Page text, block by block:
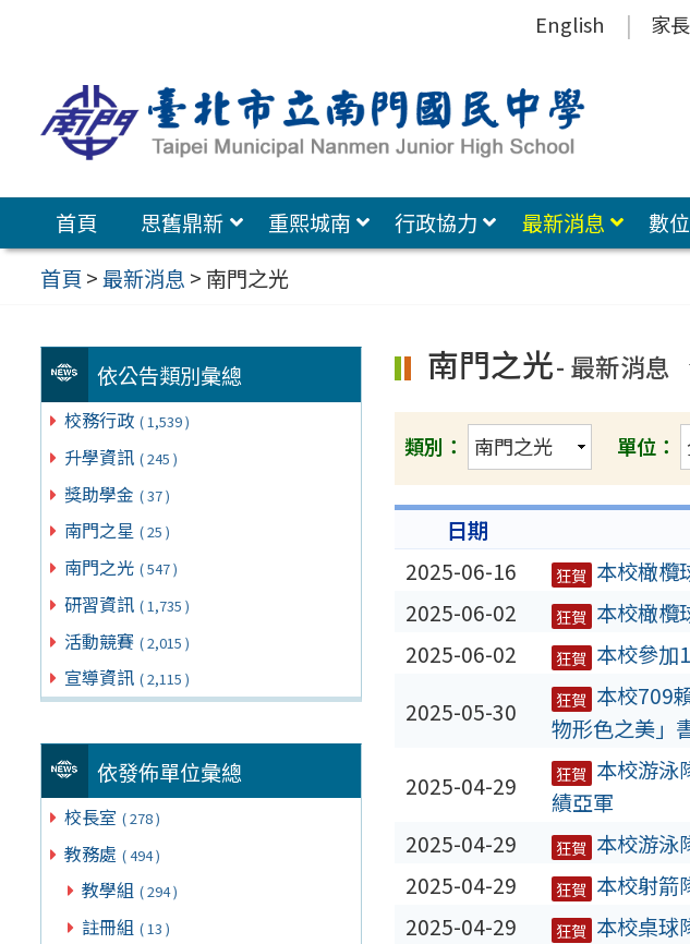
容
區
English 家
首頁 思舊鼎新 重熙城南 行政協力 最新消息 數
首頁 >最新消息 >南門之光
依公告類別彙總
校務行政 ( 1,539 )
升學資訊 ( 245 )
獎助學金 ( 37 )
南門之星 ( 25 )
南門之光 ( 547 )
研習資訊 ( 1,735 )
活動競賽 ( 2,015 )
宣導資訊 ( 2,115 )
依發佈單位彙總
校長室 ( 278 )
教務處 ( 494 )
教學組 ( 294 )
註冊組 ( 13 )
南門之光- 最新消息
類別： 單位：
日期
2025-06-16
狂賀 本校橄欖
2025-06-02 狂賀 本校橄欖
2025-06-02 狂賀 本校參加
2025-05-30 狂賀 本校709
物形色之美」
2025-04-29 狂賀 本校游泳
績亞軍
2025-04-29 狂賀 本校游泳
2025-04-29 狂賀 本校射箭
2025-04-29 狂賀 本校桌球